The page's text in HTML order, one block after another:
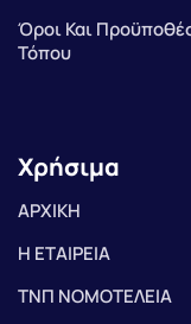
Όροι Και
Τόπου
Χρήσιμα
ΑΡΧΙΚΗ
Η ΕΤΑΙΡΕΙΑ
ΤΝΠ ΝΟΜΟΤΕΛΕΙΑ